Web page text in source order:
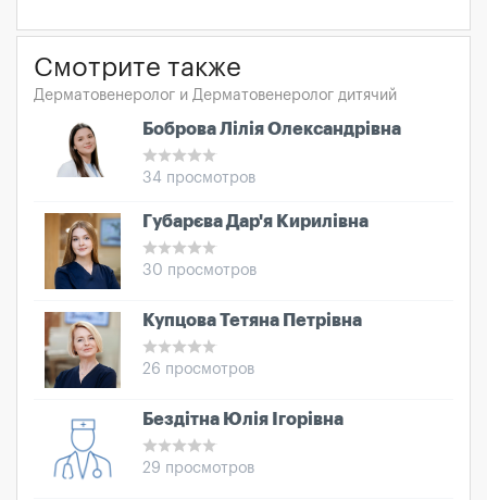
Смотрите также
Дерматовенеролог и Дерматовенеролог дитячий
Боброва Лілія Олександрівна
34 просмотров
Губарєва Дар'я Кирилівна
30 просмотров
Купцова Тетяна Петрівна
26 просмотров
Бездітна Юлія Ігорівна
29 просмотров